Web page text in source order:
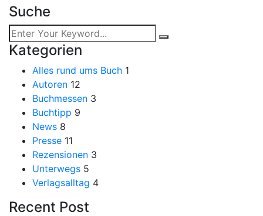
Suche
Kategorien
Alles rund ums Buch 1
Autoren 12
Buchmessen 3
Buchtipp 9
News 8
Presse 11
Rezensionen 3
Unterwegs 5
Verlagsalltag 4
Recent Post